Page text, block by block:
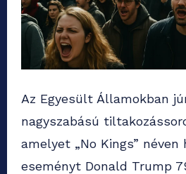
Az Egyesült Államokban
nagyszabású
amelyet „No Kings” néven
eseményt Donald Trump